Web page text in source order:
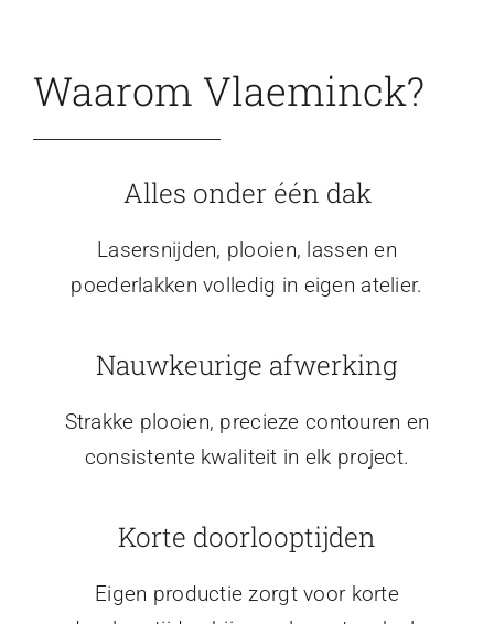
Waarom Vlaeminck?
Alles onder één dak
Lasersnijden, plooien, lassen en
poederlakken volledig in eigen atelier.
Nauwkeurige afwerking
Strakke plooien, precieze contouren en
consistente kwaliteit in elk project.
Korte doorlooptijden
Eigen productie zorgt voor korte